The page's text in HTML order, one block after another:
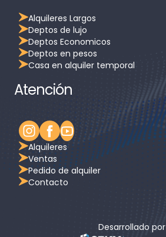
Alquileres Largos
Deptos de lujo
Deptos Economicos
Deptos en pesos
Casa en alquiler temporal
Atención
Alquileres
Ventas
Pedido de alquiler
Contacto
Desarrollado por